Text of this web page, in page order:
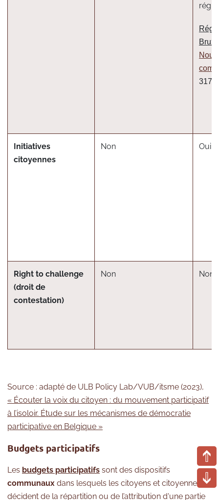
317/
Initiatives
citoyennes
Non Oui
Right to challenge
(droit de
contestation)
Non Non
Source : adapté de ULB Policy Lab/VUB/itsme (2023),
« Écouter la voix du citoyen : du mouvement participatif
à l’isoloir. Étude sur les mécanismes de démocratie
participative en Belgique »
Budgets participatifs
Les budgets participatifs sont des dispositifs
communaux dans lesquels les citoyens et citoyennes
décident de la répartition ou de l’attribution d'une partie